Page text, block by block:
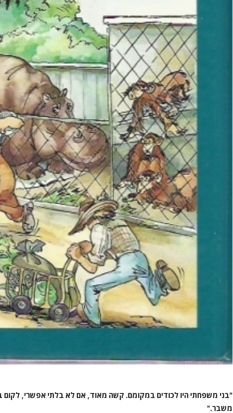
"בני משפחתי היו לכודים במקומם. קשה מאוד, אם לא בלתי אפשרי, לקום
משבר."